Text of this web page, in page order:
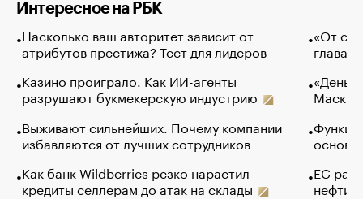
Интересное на РБК
Насколько ваш авторитет зависит от
атрибутов престижа? Тест для лидеров
Казино проиграло. Как ИИ-агенты
разрушают букмекерскую индустрию
Выживают сильнейших. Почему компании
избавляются от лучших сотрудников
Как банк Wildberries резко нарастил
кредиты селлерам до атак на склады
«От
глава
Маск в
основ
ЕС
нефти